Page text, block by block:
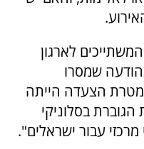
לארגון
שמסרו
מטרת הצעדה הייתה
בסלוניקי
עבור ישראלים".